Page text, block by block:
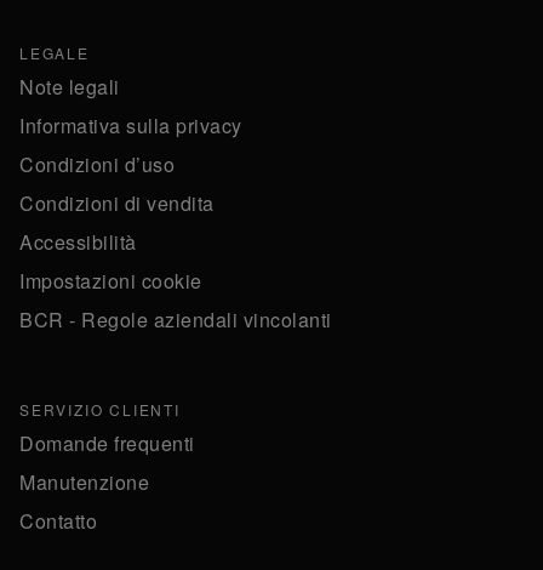
LEGALE
Note legali
Informativa sulla privacy
Condizioni d’uso
Condizioni di vendita
Accessibilità
Impostazioni cookie
BCR - Regole aziendali vincolanti
SERVIZIO CLIENTI
Domande frequenti
Manutenzione
Contatto